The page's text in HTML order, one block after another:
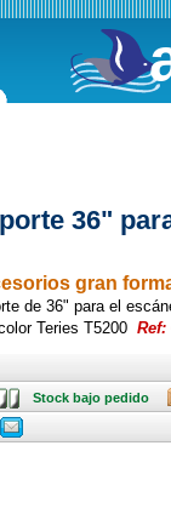
36"
gran
de 36" para el
Teries T5200 Ref:
bajo
Stock bajo pedido
Consulte
ofertas